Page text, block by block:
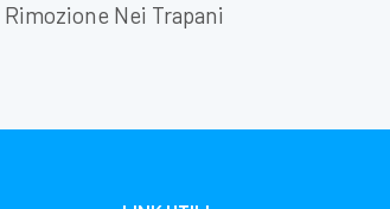
Rimozione Nei Trapani